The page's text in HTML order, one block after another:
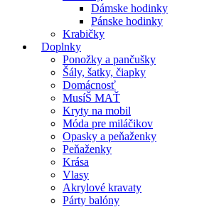
Dámske hodinky
Pánske hodinky
Krabičky
Doplnky
Ponožky a pančušky
Šály, šatky, čiapky
Domácnosť
MusíŠ MAŤ
Kryty na mobil
Móda pre miláčikov
Opasky a peňaženky
Peňaženky
Krása
Vlasy
Akrylové kravaty
Párty balóny